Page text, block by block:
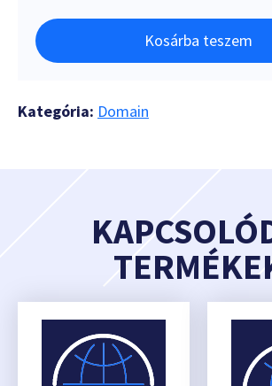
Kosárba teszem
Kategória: Domain